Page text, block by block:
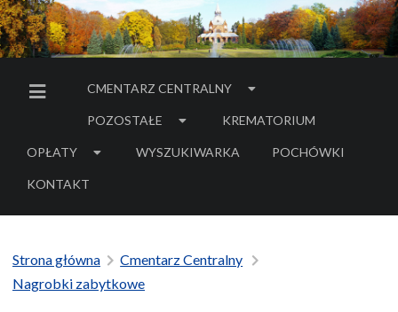
MENU BOCZNE
CMENTARZ CENTRALNY
POZOSTAŁE KREMATORIUM
OPŁATY WYSZUKIWARKA POCHÓWKI
- LINK DO SERWISU
KONTAKT
Strona główna
Cmentarz Centralny
Nagrobki zabytkowe